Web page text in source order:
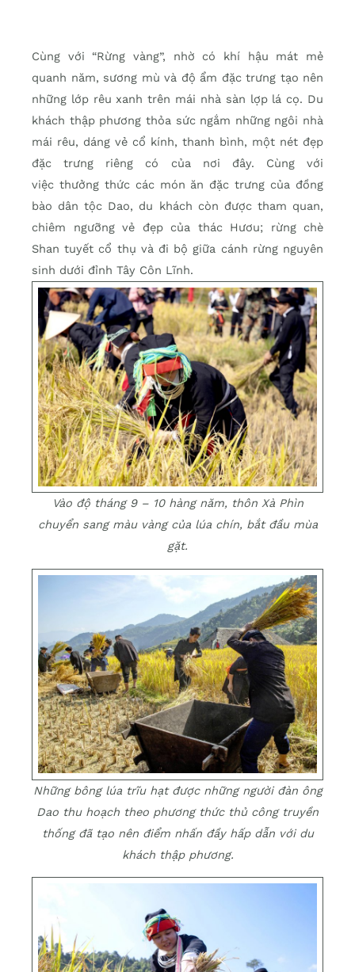
Cùng với “Rừng vàng”, nhờ có khí hậu mát mẻ
quanh năm, sương mù và độ ẩm đặc trưng tạo nên
những lớp rêu xanh trên mái nhà sàn lợp lá cọ. Du
khách thập phương thỏa sức ngắm những ngôi nhà
mái rêu, dáng vẻ cổ kính, thanh bình, một nét đẹp
đặc trưng riêng có của nơi đây. Cùng với
việc thưởng thức các món ăn đặc trưng của đồng
bào dân tộc Dao, du khách còn được tham quan,
chiêm ngưỡng vẻ đẹp của thác Hươu; rừng chè
Shan tuyết cổ thụ và đi bộ giữa cánh rừng nguyên
sinh dưới đỉnh Tây Côn Lĩnh.
Vào độ tháng 9 – 10 hàng năm, thôn Xà Phìn
chuyển sang màu vàng của lúa chín, bắt đầu mùa
gặt.
Những bông lúa trĩu hạt được những người đàn ông
Dao thu hoạch theo phương thức thủ công truyền
thống đã tạo nên điểm nhấn đầy hấp dẫn với du
khách thập phương.